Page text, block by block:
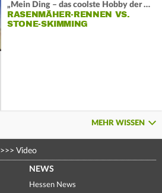
„Mein Ding – das coolste Hobby der Welt“:
RASENMÄHER-RENNEN VS.
STONE-SKIMMING
MEHR WISSEN
>>> Video
NEWS
Hessen News